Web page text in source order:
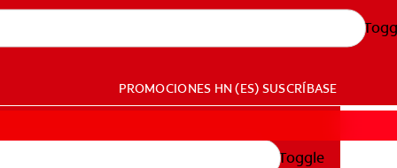
PROMOCIONES HN (ES) SUSCRÍBASE
Toggle